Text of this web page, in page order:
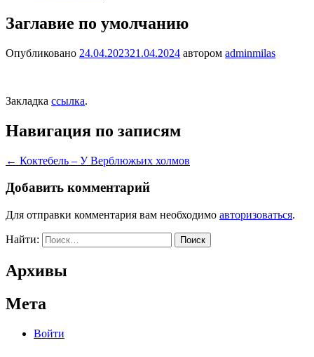
Заглавие по умолчанию
Опубликовано 24.04.202321.04.2024 автором adminmilas
Закладка ссылка.
Навигация по записям
← Коктебель – У Верблюжьих холмов
Добавить комментарий
Для отправки комментария вам необходимо авторизоваться.
Найти:
Архивы
Мета
Войти